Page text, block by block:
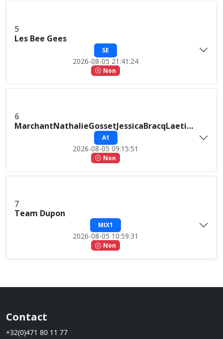
5
Les Bee Gees
SE
2026-08-05 21:41:24
Non
6
MarchantNathalieGossetJessicaBracqLaetitia
A1
2026-08-05 09:15:51
Non
7
Team Dupon
MIX1
2026-08-05 10:59:31
Non
Contact
+32(0)471 80 11 77